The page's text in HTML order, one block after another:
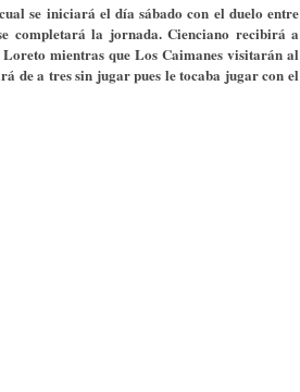
se iniciará el día sábado con el duelo entre
completará la jornada. Cienciano recibirá a
mientras que Los Caimanes visitarán al
de a tres sin jugar pues le tocaba jugar con el